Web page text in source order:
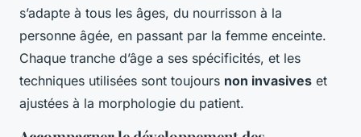
s’adapte à tous les âges, du nourrisson à la
personne âgée, en passant par la femme enceinte.
Chaque tranche d’âge a ses spécificités, et les
techniques utilisées sont toujours non invasives et
ajustées à la morphologie du patient.